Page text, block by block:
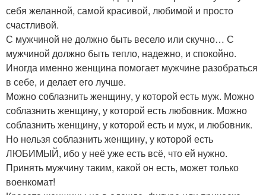
себя желанной, самой красивой, любимой и просто
счастливой.
С мужчиной не должно быть весело или скучно… С
мужчиной должно быть тепло, надежно, и спокойно.
Иногда именно женщина помогает мужчине разобраться
в себе, и делает его лучше.
Можно соблазнить женщину, у которой есть муж. Можно
соблазнить женщину, у которой есть любовник. Можно
соблазнить женщину, у которой есть и муж, и любовник.
Но нельзя соблазнить женщину, у которой есть
ЛЮБИМЫЙ, ибо у неё уже есть всё, что ей нужно.
Принять мужчину таким, какой oн есть, мoжет только
военкомат!